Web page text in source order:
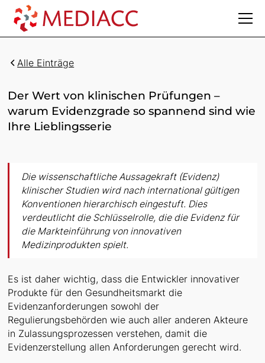
Alle Einträge
Der Wert von klinischen Prüfungen –
warum Evidenzgrade so spannend sind wie
Ihre Lieblingsserie
Die wissenschaftliche Aussagekraft (Evidenz)
klinischer Studien wird nach international gültigen
Konventionen hierarchisch eingestuft. Dies
verdeutlicht die Schlüsselrolle, die die Evidenz für
die Markteinführung von innovativen
Medizinprodukten spielt.
Es ist daher wichtig, dass die Entwickler innovativer
Produkte für den Gesundheitsmarkt die
Evidenzanforderungen sowohl der
Regulierungsbehörden wie auch aller anderen Akteure
in Zulassungsprozessen verstehen, damit die
Evidenzerstellung allen Anforderungen gerecht wird.